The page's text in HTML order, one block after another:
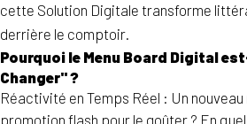
cette Solution Digitale transforme
derrière le comptoir.
Pourquoi le Menu Board Digital
Changer" ?
Réactivité en Temps Réel : Un
promotion flash pour le goûter ? En